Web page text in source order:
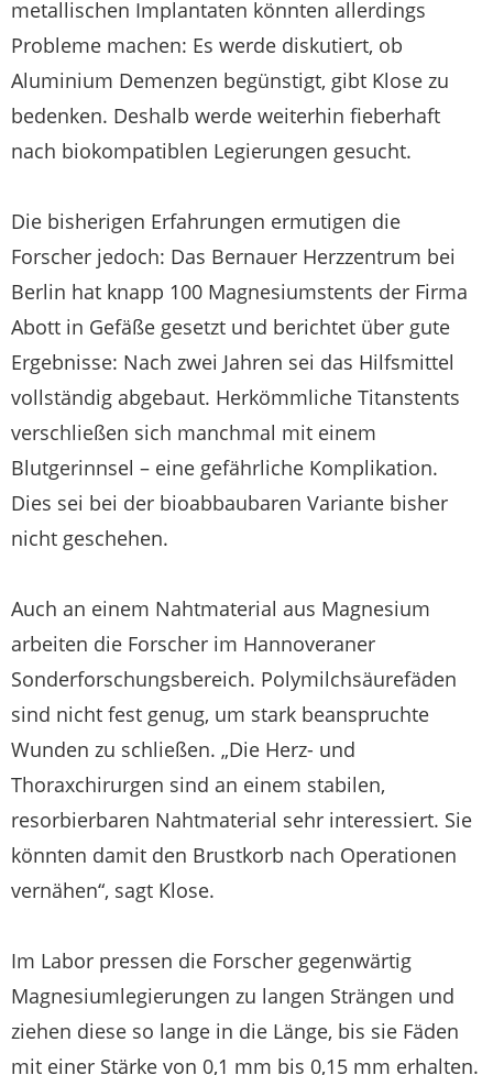
metallischen Implantaten könnten allerdings
Probleme machen: Es werde diskutiert, ob
Aluminium Demenzen begünstigt, gibt Klose zu
bedenken. Deshalb werde weiterhin fieberhaft
nach biokompatiblen Legierungen gesucht.
Die bisherigen Erfahrungen ermutigen die
Forscher jedoch: Das Bernauer Herzzentrum bei
Berlin hat knapp 100 Magnesiumstents der Firma
Abott in Gefäße gesetzt und berichtet über gute
Ergebnisse: Nach zwei Jahren sei das Hilfsmittel
vollständig abgebaut. Herkömmliche Titanstents
verschließen sich manchmal mit einem
Blutgerinnsel – eine gefährliche Komplikation.
Dies sei bei der bioabbaubaren Variante bisher
nicht geschehen.
Auch an einem Nahtmaterial aus Magnesium
arbeiten die Forscher im Hannoveraner
Sonderforschungsbereich. Polymilchsäurefäden
sind nicht fest genug, um stark beanspruchte
Wunden zu schließen. „Die Herz- und
Thoraxchirurgen sind an einem stabilen,
resorbierbaren Nahtmaterial sehr interessiert. Sie
könnten damit den Brustkorb nach Operationen
vernähen“, sagt Klose.
Im Labor pressen die Forscher gegenwärtig
Magnesiumlegierungen zu langen Strängen und
ziehen diese so lange in die Länge, bis sie Fäden
mit einer Stärke von 0,1 mm bis 0,15 mm erhalten.